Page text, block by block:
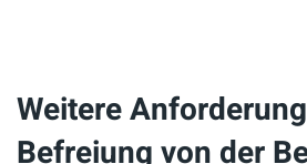
Weitere
Befreiung von der